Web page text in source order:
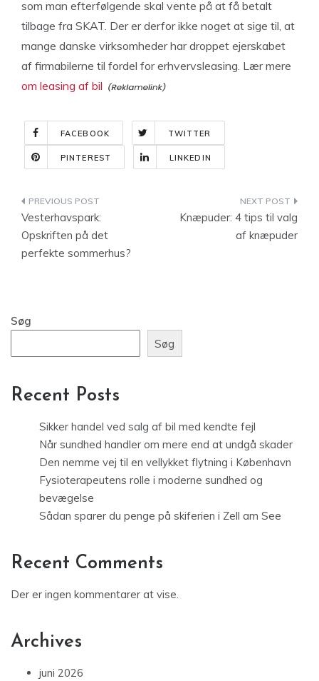
som man efterfølgende skal vente på at få betalt
tilbage fra SKAT. Der er derfor ikke noget at sige til, at
mange danske virksomheder har droppet ejerskabet
af firmabilerne til fordel for erhvervsleasing. Lær mere
om leasing af bil
FACEBOOK TWITTER
PINTEREST LINKEDIN
Indlægsnavigation
Vesterhavspark:
Opskriften på det
perfekte sommerhus?
Knæpuder: 4 tips til valg
af knæpuder
Søg
Søg
Recent Posts
Sikker handel ved salg af bil med kendte fejl
Når sundhed handler om mere end at undgå skader
Den nemme vej til en vellykket flytning i København
Fysioterapeutens rolle i moderne sundhed og
bevægelse
Sådan sparer du penge på skiferien i Zell am See
Recent Comments
Der er ingen kommentarer at vise.
Archives
juni 2026